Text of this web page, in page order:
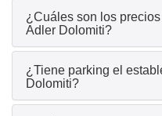
¿Cuáles son los
Adler Dolomiti?
¿Tiene parking el
Dolomiti?